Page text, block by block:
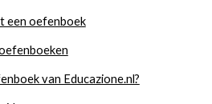
een oefenboek
van Educazione.nl?